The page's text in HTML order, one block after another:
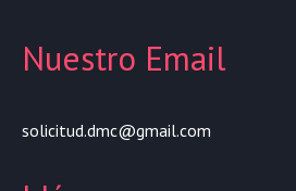
Nuestro Email
solicitud.dmc@gmail.com